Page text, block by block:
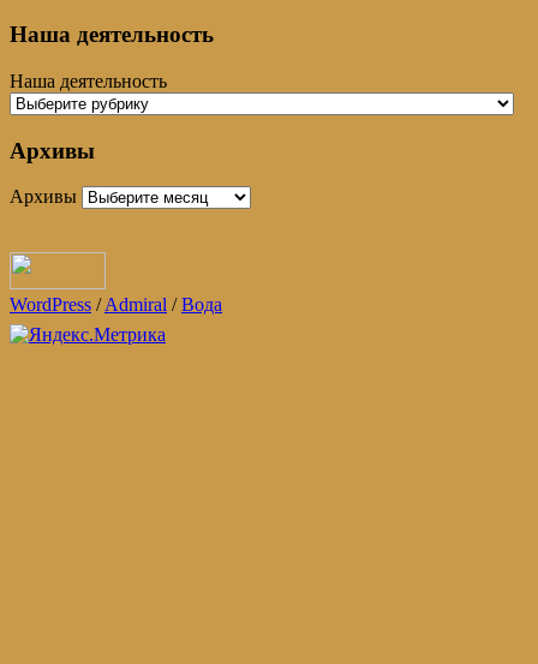
Наша деятельность
Наша деятельность
Архивы
Архивы
WordPress /Admiral /Вода